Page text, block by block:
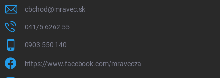
obchod@mravec.sk
041/5 6262 55
0903 550 140
https://www.facebook.com/mravecza